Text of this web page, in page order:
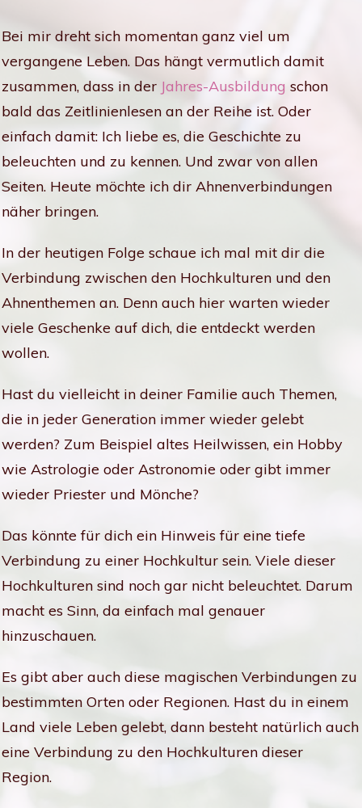
Bei mir dreht sich momentan ganz viel um
vergangene Leben. Das hängt vermutlich damit
zusammen, dass in der Jahres-Ausbildung schon
bald das Zeitlinienlesen an der Reihe ist. Oder
einfach damit: Ich liebe es, die Geschichte zu
beleuchten und zu kennen. Und zwar von allen
Seiten. Heute möchte ich dir Ahnenverbindungen
näher bringen.
In der heutigen Folge schaue ich mal mit dir die
Verbindung zwischen den Hochkulturen und den
Ahnenthemen an. Denn auch hier warten wieder
viele Geschenke auf dich, die entdeckt werden
wollen.
Hast du vielleicht in deiner Familie auch Themen,
die in jeder Generation immer wieder gelebt
werden? Zum Beispiel altes Heilwissen, ein Hobby
wie Astrologie oder Astronomie oder gibt immer
wieder Priester und Mönche?
Das könnte für dich ein Hinweis für eine tiefe
Verbindung zu einer Hochkultur sein. Viele dieser
Hochkulturen sind noch gar nicht beleuchtet. Darum
macht es Sinn, da einfach mal genauer
hinzuschauen.
Es gibt aber auch diese magischen Verbindungen zu
bestimmten Orten oder Regionen. Hast du in einem
Land viele Leben gelebt, dann besteht natürlich auch
eine Verbindung zu den Hochkulturen dieser
Region.